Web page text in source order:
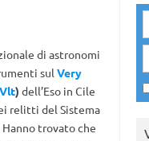
di astronomi
sulVery
) dell’Eso in Cile
relitti del Sistema
trovato che